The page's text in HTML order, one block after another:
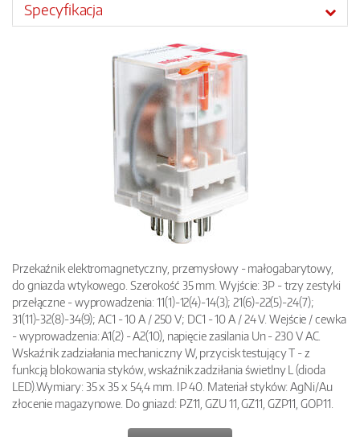
Specyfikacja
Przekaźnik elektromagnetyczny, przemysłowy - małogabarytowy,
do gniazda wtykowego. Szerokość 35 mm. Wyjście: 3P - trzy zestyki
przełączne - wyprowadzenia: 11(1)-12(4)-14(3); 21(6)-22(5)-24(7);
31(11)-32(8)-34(9); AC1 - 10 A / 250 V; DC1 - 10 A / 24 V. Wejście / cewka
- wyprowadzenia: A1(2) - A2(10), napięcie zasilania Un - 230 V AC.
Wskaźnik zadziałania mechaniczny W, przycisk testujący T - z
funkcją blokowania styków, wskaźnik zadziłania świetlny L (dioda
LED).Wymiary: 35 x 35 x 54,4 mm. IP 40. Materiał styków: AgNi/Au
złocenie magazynowe. Do gniazd: PZ11, GZU 11, GZ11, GZP11, GOP11.